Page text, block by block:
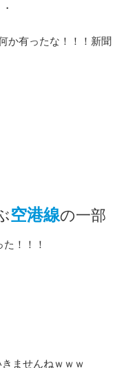
か有ったな！！！新聞
空港線の一部
た！！！
ませんねｗｗｗ